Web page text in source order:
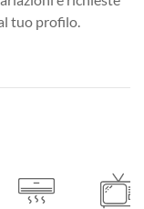
tuo profilo.